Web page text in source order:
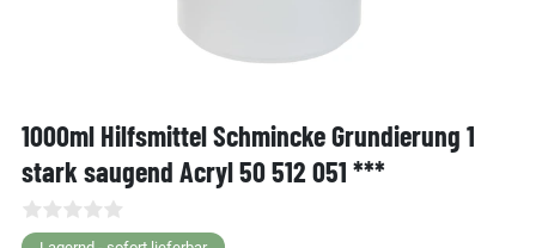
1000ml Hilfsmittel Schmincke Grundierung 1
stark saugend Acryl 50 512 051 ***